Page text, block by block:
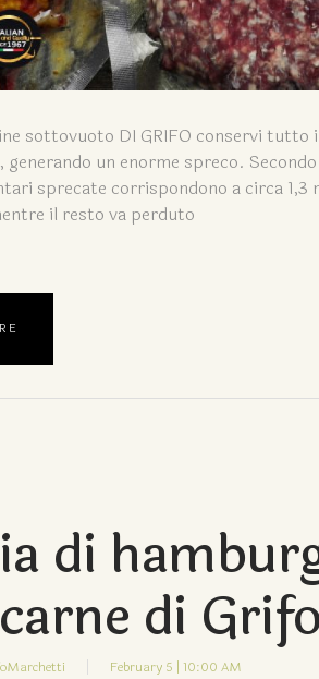
sottovuoto DI GRIFO conservi
un enorme spreco.
sprecate corrispondono a circa 1,3
il resto va perduto
di
di
February 5 | 10:00 AM